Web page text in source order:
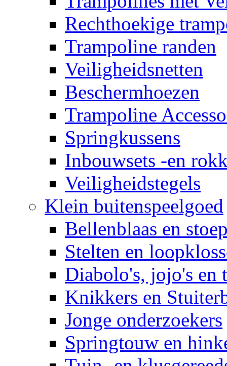
Rechthoekige
Trampoline randen
Veiligheidsnetten
Beschermhoezen
Trampoline
Springkussens
Inbouwsets -en
Veiligheidstegels
Klein buitenspeelgoed
Bellenblaas en
Stelten en
Diabolo's, jojo's en
Knikkers en
Jonge onderzoekers
Springtouw en